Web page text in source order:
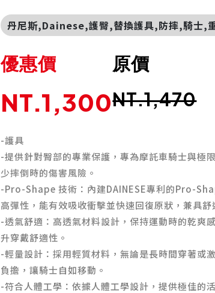
丹尼斯,Dainese,護臀,替換護具,防摔,騎士,
原價
NT.1,470
優惠價
NT.1,300
-護具
-提供針對臀部的專業保護，專為摩託車騎士與極
少摔倒時的傷害風險。
-Pro-Shape 技術：內建DAINESE專利的Pro-
高彈性，能有效吸收衝擊並快速回復原狀，兼具舒
-透氣舒適：高透氣材料設計，保持運動時的乾爽
升穿戴舒適性。
-輕量設計：採用輕質材料，無論是長時間穿著或
負擔，讓騎士自如移動。
-符合人體工學：依據人體工學設計，提供極佳的